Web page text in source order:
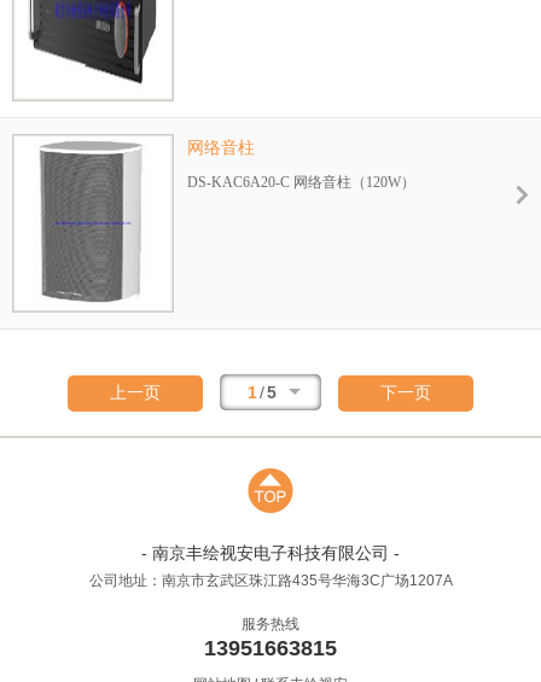
网络音柱
DS-KAC6A20-C 网络音柱（120W）
上一页 1/5 下一页
- 南京丰绘视安电子科技有限公司 -
公司地址：南京市玄武区珠江路435号华海3C广场1207A
服务热线
13951663815